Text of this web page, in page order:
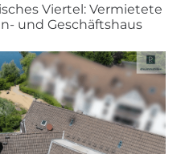
Viertel: Vermietete
und Geschäftshaus